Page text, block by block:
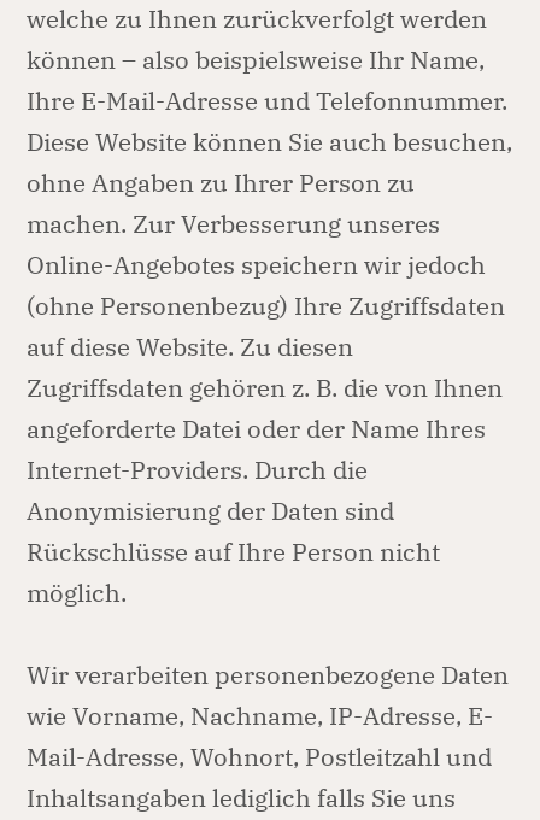
welche zu Ihnen zurückverfolgt werden
können – also beispielsweise Ihr Name,
Ihre E-Mail-Adresse und Telefonnummer.
Diese Website können Sie auch besuchen,
ohne Angaben zu Ihrer Person zu
machen. Zur Verbesserung unseres
Online-Angebotes speichern wir jedoch
(ohne Personenbezug) Ihre Zugriffsdaten
auf diese Website. Zu diesen
Zugriffsdaten gehören z. B. die von Ihnen
angeforderte Datei oder der Name Ihres
Internet-Providers. Durch die
Anonymisierung der Daten sind
Rückschlüsse auf Ihre Person nicht
möglich.
Wir verarbeiten personenbezogene Daten
wie Vorname, Nachname, IP-Adresse, E-
Mail-Adresse, Wohnort, Postleitzahl und
Inhaltsangaben lediglich falls Sie uns